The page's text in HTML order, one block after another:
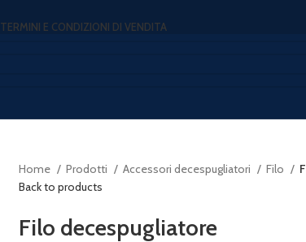
TERMINI E CONDIZIONI DI VENDITA
Home Prodotti Accessori decespugliatori Filo
Back to products
Filo decespugliatore